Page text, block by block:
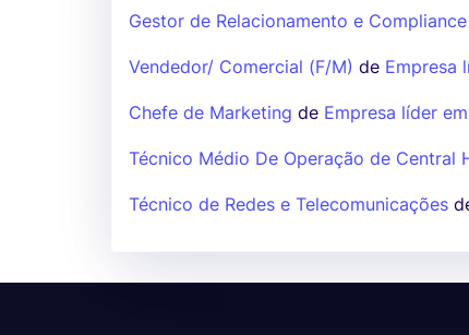
Gestor de Relacionamento e
Vendedor/ Comercial (F/M) de Empresa
Chefe de Marketing de Empresa líder
Técnico Médio De Operação de Central
Técnico de Redes e Telecomunicações